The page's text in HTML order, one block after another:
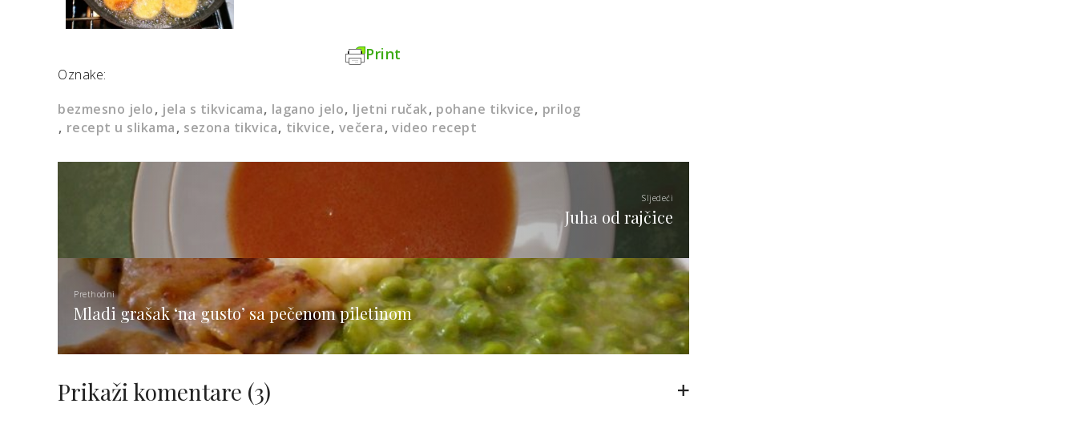
Print
Oznake:
bezmesno jelo
jela s tikvicama lagano jelo ljetni ručak pohane tikvice prilog
recept u slikama sezona tikvica tikvice večera video recept
Sljedeći
Juha od rajčice
Prethodni
Mladi grašak ‘na gusto’ sa pečenom piletinom
Prikaži komentare (3)